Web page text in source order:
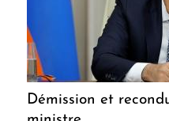
Démission et